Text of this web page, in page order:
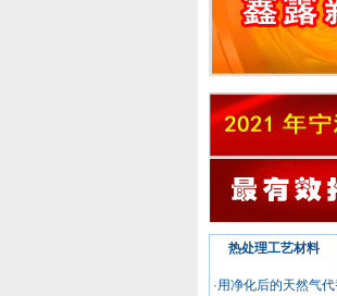
余姚城区双杰热处理
宁波海曙诚旺电热电
宁波市开拓热处理有
宁波市江东福星工贸
宁波江北荣吉金属热
宁波北仑兴波模具技
热处理工艺材料
·用净化后的天然气